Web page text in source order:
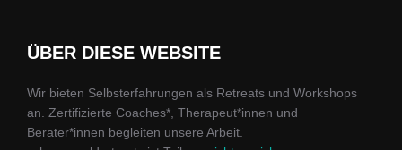
ÜBER DIESE WEBSITE
Wir bieten Selbsterfahrungen als Retreats und Workshops
an. Zertifizierte Coaches*, Therapeut*innen und
Berater*innen begleiten unsere Arbeit.